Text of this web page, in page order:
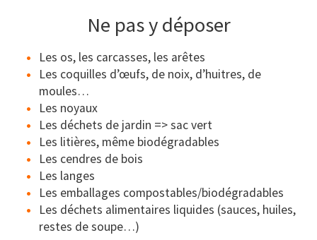
Ne pas y déposer
Les os, les carcasses, les arêtes
Les coquilles d’œufs, de noix, d’huitres, de
moules…
Les noyaux
Les déchets de jardin => sac vert
Les litières, même biodégradables
Les cendres de bois
Les langes
Les emballages compostables/biodégradables
Les déchets alimentaires liquides (sauces, huiles,
restes de soupe…)